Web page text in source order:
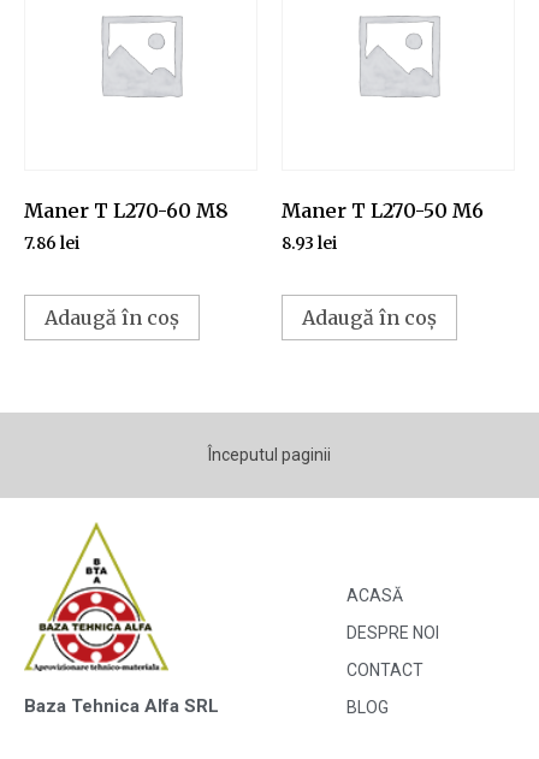
Maner T L270-60 M8
7.86 lei
Adaugă în coș
Maner T L270-50 M6
8.93 lei
Adaugă în coș
Începutul paginii
Baza Tehnica Alfa SRL
ACASĂ
DESPRE NOI
CONTACT
BLOG